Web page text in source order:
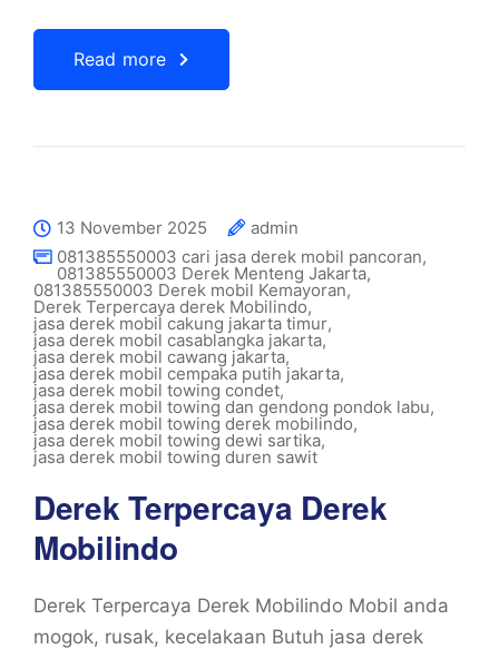
Read more
13 November 2025
admin
081385550003 cari jasa derek mobil pancoran,
081385550003 Derek Menteng Jakarta,
081385550003 Derek mobil Kemayoran,
Derek Terpercaya derek Mobilindo,
jasa derek mobil cakung jakarta timur,
jasa derek mobil casablangka jakarta,
jasa derek mobil cawang jakarta,
jasa derek mobil cempaka putih jakarta,
jasa derek mobil towing condet,
jasa derek mobil towing dan gendong pondok labu,
jasa derek mobil towing derek mobilindo,
jasa derek mobil towing dewi sartika,
jasa derek mobil towing duren sawit
Derek Terpercaya Derek
Mobilindo
Derek Terpercaya Derek Mobilindo Mobil anda
mogok, rusak, kecelakaan Butuh jasa derek